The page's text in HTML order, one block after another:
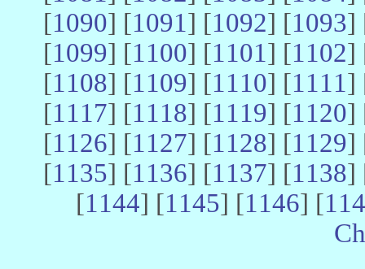
[1090] [1091] [1092] [1093]
[1099] [1100] [1101] [1102]
[1108] [1109] [1110] [1111]
[1117] [1118] [1119] [1120]
[1126] [1127] [1128] [1129]
[1135] [1136] [1137] [1138]
[1144] [1145] [1146] [